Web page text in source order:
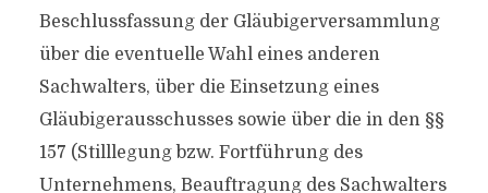
Beschlussfassung der Gläubigerversammlung
über die eventuelle Wahl eines anderen
Sachwalters, über die Einsetzung eines
Gläubigerausschusses sowie über die in den §§
157 (Stilllegung bzw. Fortführung des
Unternehmens, Beauftragung des Sachwalters